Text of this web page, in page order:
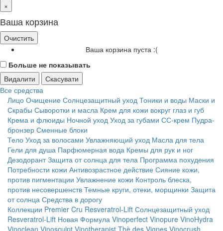
×
Ваша корзина
Очистить
Ваша корзина пуста :(
Больше не показывать
Видалити
Скасувати
Все средства
Лицо Очищение Солнцезащитный уход Тоники и воды Маски и
Скрабы Сыворотки и масла Крем для кожи вокруг глаз и губ
Крема и флюиды Ночной уход Уход за губами СС-крем Пудра-
бронзер Сменные блоки
Тело Уход за волосами Увлажняющий уход Масла для тела
Гели для душа Парфюмерная вода Кремы для рук и ног
Дезодорант Защита от солнца для тела Программа похудения
Потребности кожи Антивозрастное действие Сияние кожи,
против пигментации Увлажнение кожи Контроль блеска,
против несовершенств Темные круги, отеки, морщинки Защита
от солнца Средства в дорогу
Коллекции Premier Cru Resveratrol-Lift Солнцезащитный уход
Resveratrol-Lift Новая Формула Vinoperfect Vinopure VinoHydra
Vinoclean Vinosculpt Vinotherapist Thè des Vignes Vinocrush